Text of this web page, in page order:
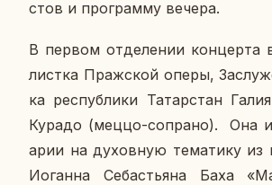
стов и про­грам­му вечера.
В первом от­де­ле­нии кон­цер­та
лист­ка Праж­ской оперы,
ка рес­пуб­ли­ки Та­тар­стан
Курадо (меццо-со­пра­но). Она
арии на ду­хов­ную те­ма­ти­ку из
Иоган­на Се­бастья­на Баха